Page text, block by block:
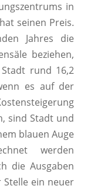
in
seinen Preis.
Jahres die
beziehen,
rund 16,2
es auf der
sind Stadt und
blauen Auge
werden
die Ausgaben
ein neuer